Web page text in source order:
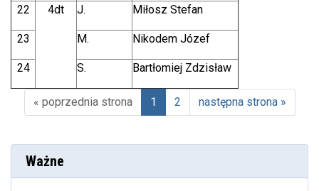
22 4dt J. Miłosz Stefan
23 M. Nikodem Józef
24 S. Bartłomiej Zdzisław
« poprzednia strona
1
2 następna strona »
Ważne